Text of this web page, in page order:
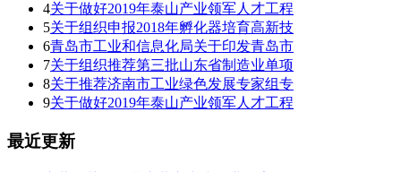
4关于做好2019年泰山产业领军人才工程
5关于组织申报2018年孵化器培育高新技
6青岛市工业和信息化局关于印发青岛市
7关于组织推荐第三批山东省制造业单项
8关于推荐济南市工业绿色发展专家组专
9关于做好2019年泰山产业领军人才工程
最近更新